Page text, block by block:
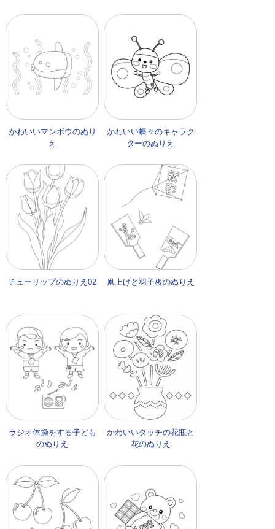
かわいいマンボウのぬり
え
かわいい蝶々のキャラク
ターのぬりえ
チューリップのぬりえ02 凧上げと羽子板のぬりえ
ラジオ体操をする子ども
のぬりえ
かわいいタッチの花瓶と
花のぬりえ